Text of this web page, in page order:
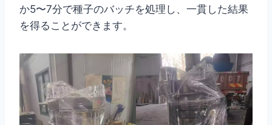
か5〜7分で種子のバッチを処理し、一貫した結果
を得ることができます。